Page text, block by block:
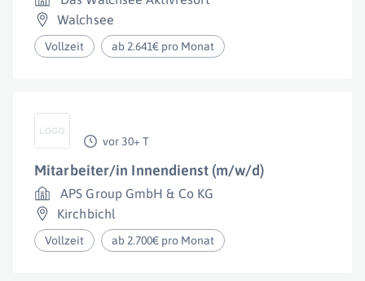
Walchsee
Vollzeit ab 2.641€ pro Monat
vor 30+ T
Mitarbeiter/in Innendienst (m/w/d)
APS Group GmbH & Co KG
Kirchbichl
Vollzeit ab 2.700€ pro Monat